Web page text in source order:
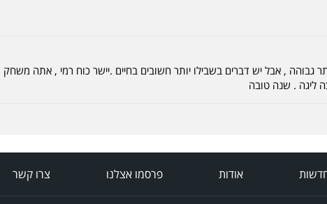
, אבל יש דברים בשבילו יותר חשובים בחיים .יישר כוח רמי , אתה משחק
ליגה . שנה טובה
אודות פרסמו אצלנו צרו קשר